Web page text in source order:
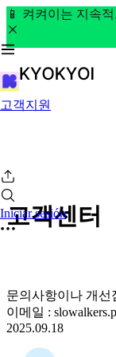
📱 켜켜이는 지속
고객지원
Iniciar sesión
고객센터
문의사항이나 개선
이메일 :
2025.09.18